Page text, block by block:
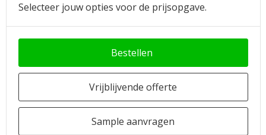
Selecteer jouw opties voor de prijsopgave.
Bestellen
Vrijblijvende offerte
Sample aanvragen